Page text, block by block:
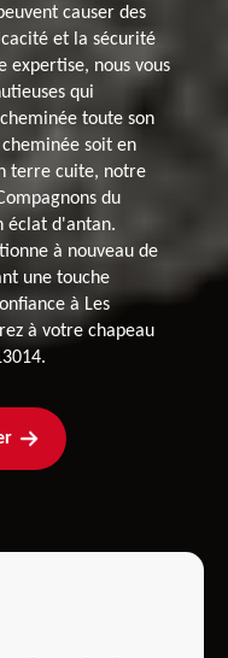
causer des
et la sécurité
expertise, nous vous
qui
toute son
soit en
terre cuite, notre
du
éclat d'antan.
à nouveau de
une touche
à Les
à votre chapeau